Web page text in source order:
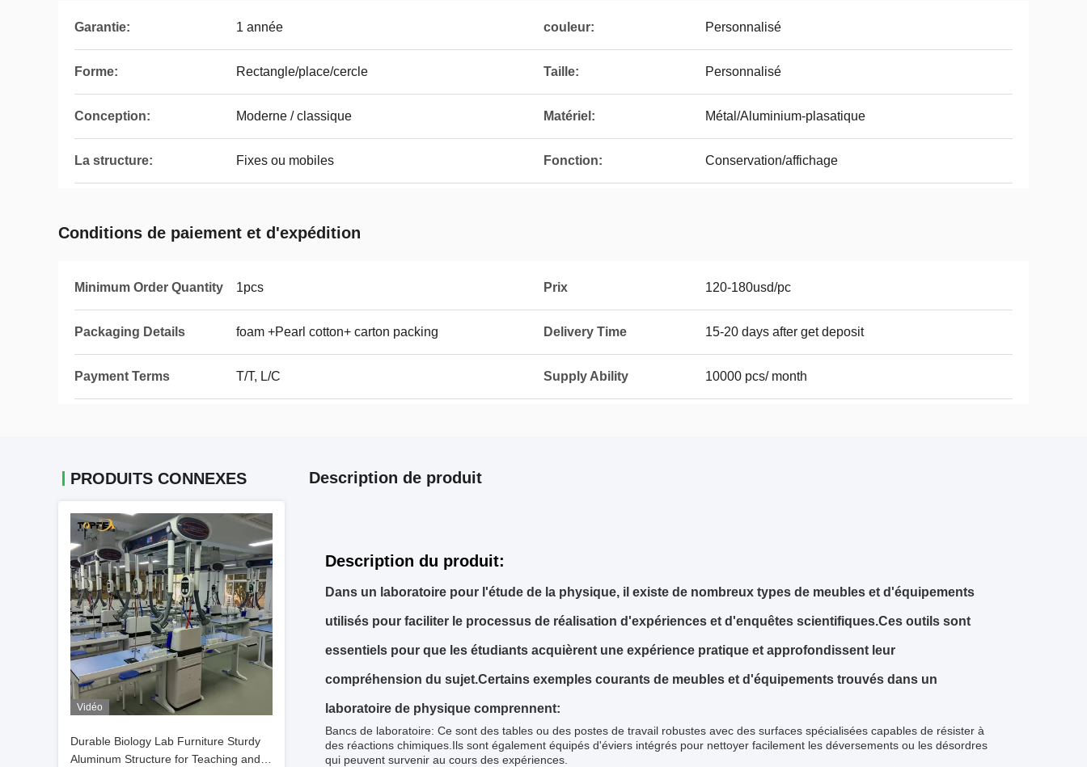
Garantie: 1 année couleur: Personnalisé
Forme: Rectangle/place/cercle Taille: Personnalisé
Conception: Moderne / classique Matériel: Métal/Aluminium-plasatique
La structure: Fixes ou mobiles Fonction: Conservation/affichage
Conditions de paiement et d'expédition
Minimum Order Quantity 1pcs Prix 120-180usd/pc
Packaging Details foam +Pearl cotton+ carton packing Delivery Time 15-20 days after get deposit
Payment Terms T/T, L/C Supply Ability 10000 pcs/ month
PRODUITS CONNEXES
Vidéo
Durable Biology Lab Furniture Sturdy
Aluminum Structure for Teaching and
Description de produit
Description du produit:
Dans un laboratoire pour l'étude de la physique, il existe de nombreux types de meubles et d'équipements
utilisés pour faciliter le processus de réalisation d'expériences et d'enquêtes scientifiques.Ces outils sont
essentiels pour que les étudiants acquièrent une expérience pratique et approfondissent leur
compréhension du sujet.Certains exemples courants de meubles et d'équipements trouvés dans un
laboratoire de physique comprennent:
Bancs de laboratoire: Ce sont des tables ou des postes de travail robustes avec des surfaces spécialisées capables de résister à
des réactions chimiques.Ils sont également équipés d'éviers intégrés pour nettoyer facilement les déversements ou les désordres
qui peuvent survenir au cours des expériences.